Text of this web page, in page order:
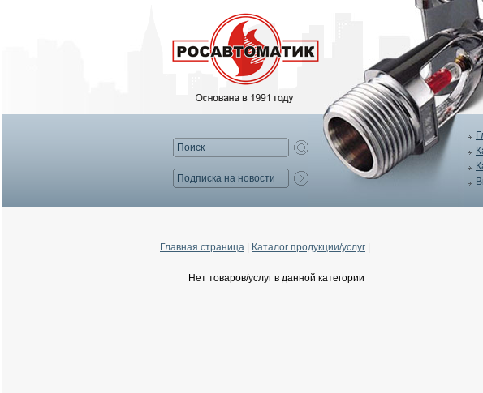
Главная страница Каталог продукции/услуг
Нет товаров/услуг в данной категории